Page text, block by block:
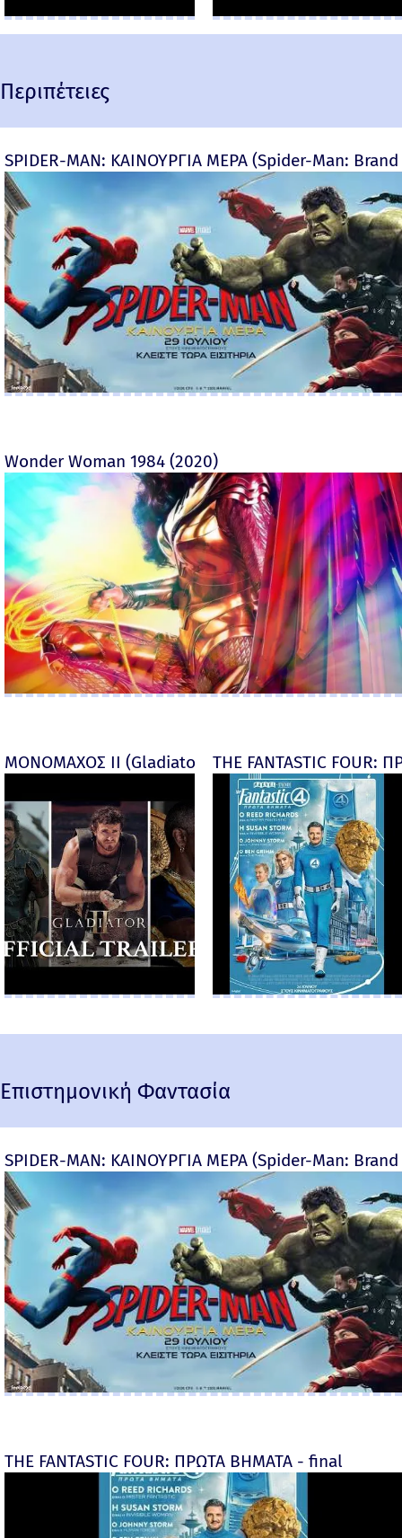
Περιπέτειες
SPIDER-MAN: ΚΑΙΝΟΥΡΓΙΑ ΜΕΡΑ (Spider-Man:
Wonder Woman 1984 (2020)
ΜΟΝΟΜΑΧΟΣ ΙΙ (Gladiator II) -THE FANTASTIC
Επιστημονική Φαντασία
SPIDER-MAN: ΚΑΙΝΟΥΡΓΙΑ ΜΕΡΑ (Spider-Man:
THE FANTASTIC FOUR: ΠΡΩΤΑ ΒΗΜΑΤΑ - final